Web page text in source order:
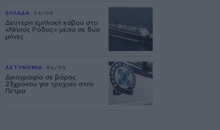
ΕΛΛΑΔΑ 06/08
Δεύτερη εμπλοκή κάβου στο
«Νήσος Ρόδος» μέσα σε δύο
μήνες
ΑΣΤΥΝΟΜΙΑ 06/08
Δικογραφία σε βάρος
23χρονου για τροχαίο στην
Πέτρα